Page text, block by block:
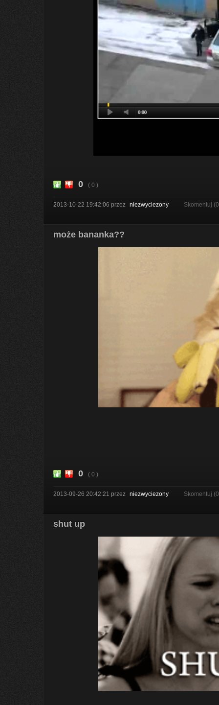
0 ( 0 )
2013-10-22 19:42:06 przez niezwyciezony Skomentuj
może bananka??
0 ( 0 )
2013-09-26 20:42:21 przez niezwyciezony Skomentuj
shut up